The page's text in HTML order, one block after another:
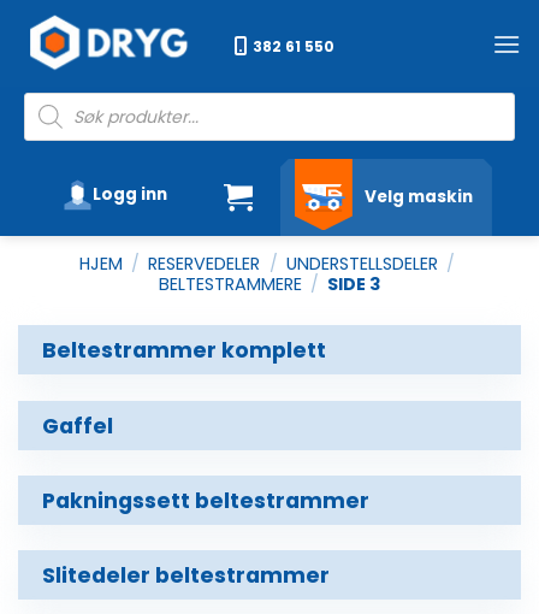
content
382 61 550
Products
search
Velg maskin
Logg inn
HJEM / RESERVEDELER / UNDERSTELLSDELER /
BELTESTRAMMERE / SIDE 3
Beltestrammer komplett
Gaffel
Pakningssett beltestrammer
Slitedeler beltestrammer